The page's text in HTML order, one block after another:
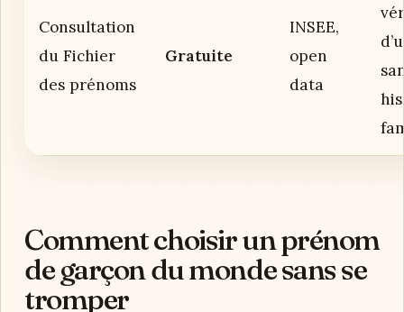
Consultation
du Fichier
des prénoms
Gratuite
INSEE,
open
data
Comment choisir un prénom
de garçon du monde sans se
tromper